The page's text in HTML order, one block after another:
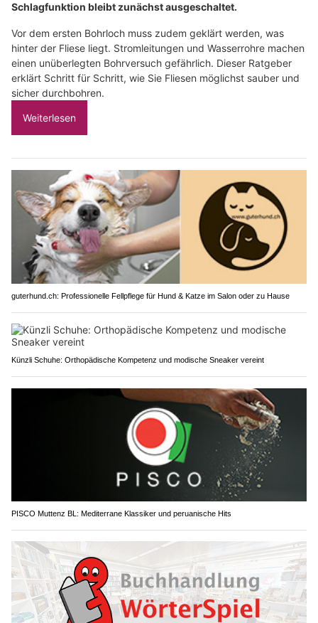
Schlagfunktion bleibt zunächst ausgeschaltet.
Vor dem ersten Bohrloch muss zudem geklärt werden, was
hinter der Fliese liegt. Stromleitungen und Wasserrohre machen
einen unüberlegten Bohrversuch gefährlich. Dieser Ratgeber
erklärt Schritt für Schritt, wie Sie Fliesen möglichst sauber und
sicher durchbohren.
Weiterlesen
guterhund.ch: Professionelle Fellpflege für Hund & Katze im Salon oder zu Hause
Künzli Schuhe: Orthopädische Kompetenz und modische Sneaker vereint
PISCO Muttenz BL: Mediterrane Klassiker und peruanische Hits